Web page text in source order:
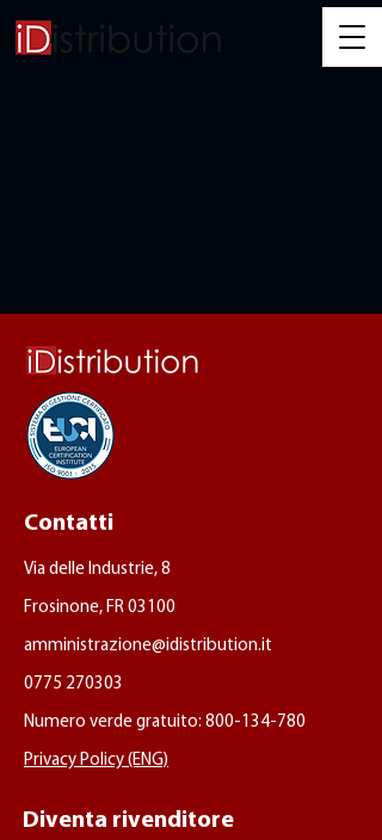
Contatti
Via delle Industrie, 8
Frosinone, FR 03100
amministrazione@idistribution.it
0775 270303
Numero verde gratuito: 800-134-780
Privacy Policy (ENG)
Diventa rivenditore